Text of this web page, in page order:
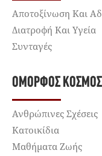
Αποτοξίνωση Και
Διατροφή Και Υγεία
Συνταγές
ΌΜΟΡΦΟΣ ΚΌΣΜΟΣ
Ανθρώπινες Σχέσεις
Κατοικίδια
Μαθήματα Ζωής